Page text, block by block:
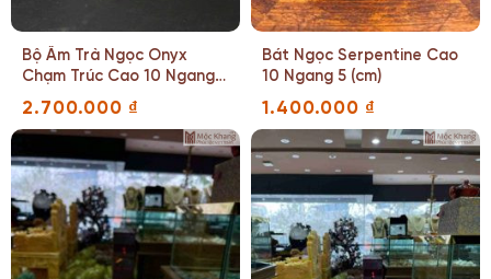
Bộ Ấm Trà Ngọc Onyx
Chạm Trúc Cao 10 Ngang
13 (cm)
2.700.000 ₫
Bát Ngọc Serpentine Cao
10 Ngang 5 (cm)
1.400.000 ₫